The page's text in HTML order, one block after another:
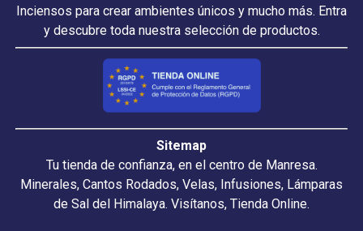
Inciensos para crear ambientes únicos y mucho más. Entra
y descubre toda nuestra selección de productos.
Sitemap
Tu tienda de confianza, en el centro de Manresa.
Minerales, Cantos Rodados, Velas, Infusiones, Lámparas
de Sal del Himalaya. Visítanos, Tienda Online.